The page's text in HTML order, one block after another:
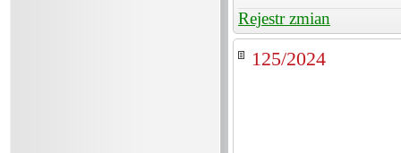
Rejestr zmian
125/2024